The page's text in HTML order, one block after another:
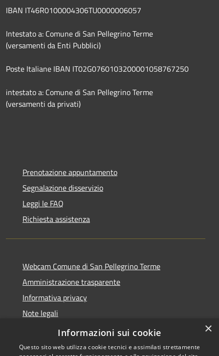
IBAN IT46R0100004306TU0000006057
Intestato a: Comune di San Pellegrino Terme
(versamenti da Enti Pubblici)
Poste Italiane IBAN IT02G0760103200001058767250
intestato a: Comune di San Pellegrino Terme
(versamenti da privati)
Prenotazione appuntamento
Segnalazione disservizio
Leggi le FAQ
Richiesta assistenza
Webcam Comune di San Pellegrino Terme
Amministrazione trasparente
Informativa privacy
Note legali
Dichiarazione di accessibilità
×
Informazioni sui cookie
Questo sito web utilizza cookie tecnici e assimilati strettamente